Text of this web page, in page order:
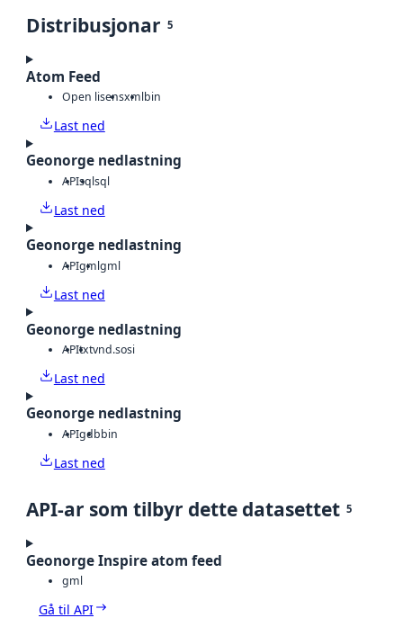
Distribusjonar 5
Atom Feed
Open lisensxmlbin
Last ned
Geonorge nedlastning
APIsqlsql
Last ned
Geonorge nedlastning
APIgmlgml
Last ned
Geonorge nedlastning
APItxtvnd.sosi
Last ned
Geonorge nedlastning
APIgdbbin
Last ned
API-ar som tilbyr dette datasettet 5
Geonorge Inspire atom feed
gml
Gå til API